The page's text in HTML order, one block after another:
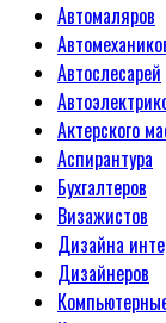
Автомаляров
Автослесарей
Актерского
Аспирантура
Бухгалтеров
Визажистов
Дизайна
Дизайнеров